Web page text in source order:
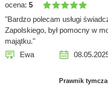
ocena: 5
"Bardzo polecam usługi
Zapolskiego, był pomocny w
majątku."
Ewa
Prawnik